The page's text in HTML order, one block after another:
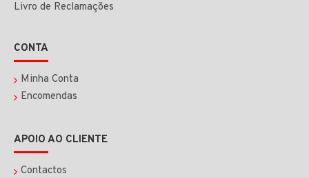
Livro de Reclamações
CONTA
Minha Conta
Encomendas
APOIO AO CLIENTE
Contactos